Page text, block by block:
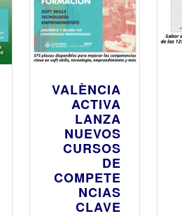
VALÈNCIA
ACTIVA
LANZA
NUEVOS
CURSOS
DE
COMPETE
NCIAS
CLAVE